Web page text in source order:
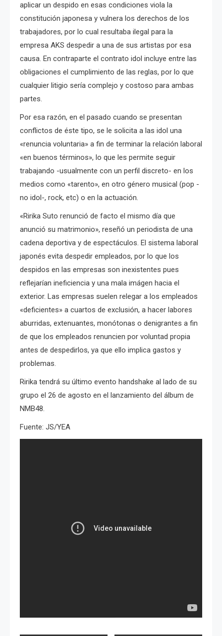
aplicar un despido en esas condiciones viola la
constitución japonesa y vulnera los derechos de los
trabajadores, por lo cual resultaba ilegal para la
empresa AKS despedir a una de sus artistas por esa
causa. En contraparte el contrato idol incluye entre las
obligaciones el cumplimiento de las reglas, por lo que
cualquier litigio sería complejo y costoso para ambas
partes.
Por esa razón, en el pasado cuando se presentan
conflictos de éste tipo, se le solicita a las idol una
«renuncia voluntaria» a fin de terminar la relación laboral
«en buenos términos», lo que les permite seguir
trabajando -usualmente con un perfil discreto- en los
medios como «tarento», en otro género musical (pop -
no idol-, rock, etc) o en la actuación.
«Ririka Suto renunció de facto el mismo día que
anunció su matrimonio», reseñó un periodista de una
cadena deportiva y de espectáculos. El sistema laboral
japonés evita despedir empleados, por lo que los
despidos en las empresas son inexistentes pues
reflejarían ineficiencia y una mala imágen hacia el
exterior. Las empresas suelen relegar a los empleados
«deficientes» a cuartos de exclusión, a hacer labores
aburridas, extenuantes, monótonas o denigrantes a fin
de que los empleados renuncien por voluntad propia
antes de despedirlos, ya que ello implica gastos y
problemas.
Ririka tendrá su último evento handshake al lado de su
grupo el 26 de agosto en el lanzamiento del álbum de
NMB48.
Fuente: JS/YEA